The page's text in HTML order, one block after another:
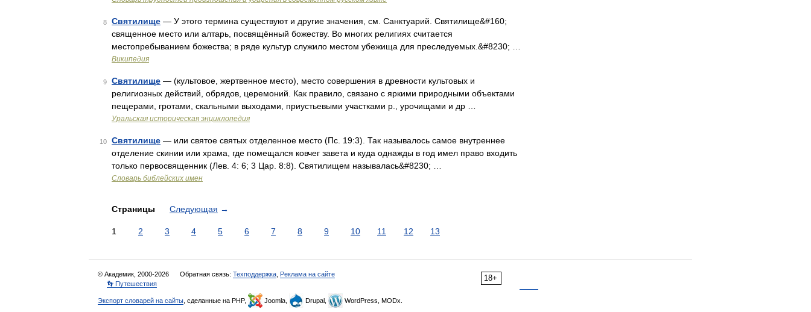
8 Святилище — У этого термина существуют и другие значения, см. Санктуарий. Святилище&#160;
священное место или алтарь, посвящённый божеству. Во многих религиях считается
местопребыванием божества; в ряде культур служило местом убежища для преследуемых.&#8230; …
Википедия
9 Святилище — (культовое, жертвенное место), место совершения в древности культовых и
религиозных действий, обрядов, церемоний. Как правило, связано с яркими природными объектами
пещерами, гротами, скальными выходами, приустьевыми участками р., урочищами и др …
Уральская историческая энциклопедия
10 Святилище — или святое святых отделенное место (Пс. 19:3). Так называлось самое внутреннее
отделение скинии или храма, где помещался ковчег завета и куда однажды в год имел право входить
только первосвященник (Лев. 4: 6; 3 Цар. 8:8). Святилищем называлась&#8230; …
Словарь библейских имен
Страницы Следующая →
1 2 3 4 5 6 7 8 9 10 11 12 13
18+
© Академик, 2000-2026 Обратная связь: Техподдержка Реклама на сайте
👣 Путешествия
Экспорт словарей на сайты , сделанные на PHP, Joomla, Drupal, WordPress, MODx.